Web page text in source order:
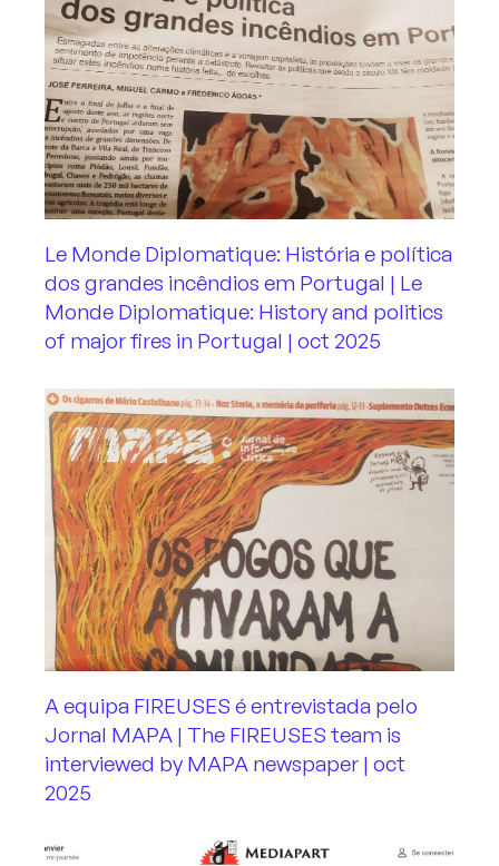
ENTREVISTAS
NOTÍCIAS
MEDIA
ENGLISH
Le Monde Diplomatique: História e política
dos grandes incêndios em Portugal | Le
Monde Diplomatique: History and politics
of major fires in Portugal | oct 2025
A equipa FIREUSES é entrevistada pelo
Jornal MAPA | The FIREUSES team is
interviewed by MAPA newspaper | oct
2025